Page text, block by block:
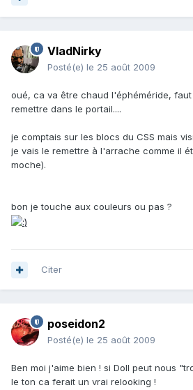
VladNirky
Posté(e) le 25 août 2009
oué, ca va être chaud l'éphéméride,
remettre dans le portail....
je comptais sur les blocs du CSS mais
je vais le remettre à l'arrache comme il
moche).
bon je touche aux couleurs ou pas ?
Citer
poseidon2
Posté(e) le 25 août 2009
Ben moi j'aime bien ! si Doll peut nous
le ton ca ferait un vrai relooking !